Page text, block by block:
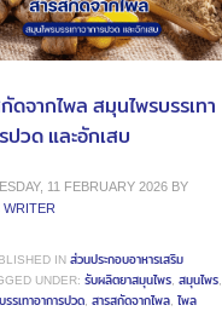
ดจากไพล สมุนไพรบรรเทา
ปวด และอักเสบ
11 FEBRUARY 2026 BY
WRITER
INส่วนประกอบอาหารเสริม
UNDER: รับผลิตยาสมุนไพร, สมุนไพร,
รเทาอาการปวด, สารสกัดจากไพล, ไพล